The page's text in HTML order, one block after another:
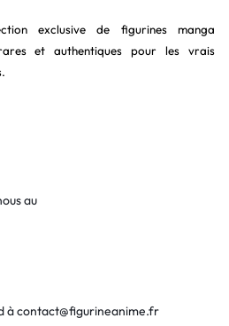
exclusive de figurines manga
et authentiques pour les vrais
au
àcontact@figurineanime.fr